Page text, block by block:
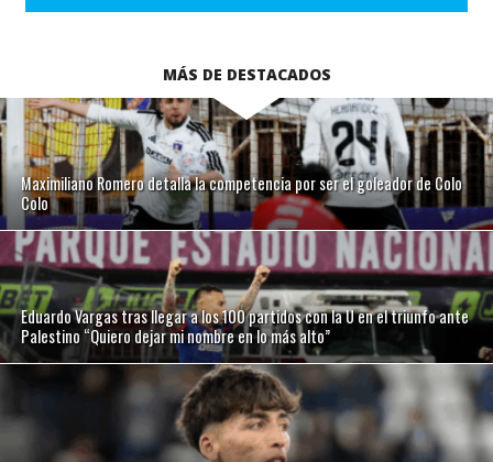
MÁS DE DESTACADOS
Maximiliano Romero detalla la competencia por ser el goleador de Colo
Colo
Eduardo Vargas tras llegar a los 100 partidos con la U en el triunfo ante
Palestino “Quiero dejar mi nombre en lo más alto”